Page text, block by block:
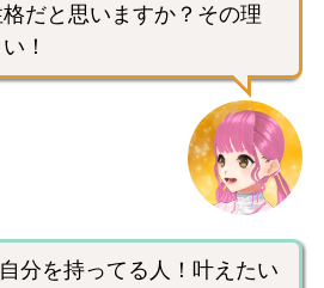
だと思いますか？その理
！